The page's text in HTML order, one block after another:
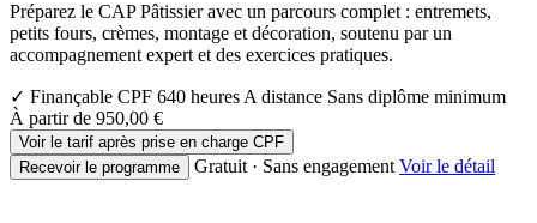
Préparez le CAP Pâtissier avec un parcours complet : entremets,
petits fours, crèmes, montage et décoration, soutenu par un
accompagnement expert et des exercices pratiques.
✓ Finançable CPF 640 heures A distance Sans diplôme minimum
À partir de 950,00 €
Voir le tarif après prise en charge CPF
Recevoir le programme
Gratuit · Sans engagement Voir le détail